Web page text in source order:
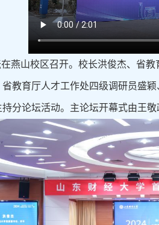
燕山校区召开。校长洪俊杰、省
教育厅人才工作处四级调研员盛
分论坛活动。主论坛开幕式由王敬